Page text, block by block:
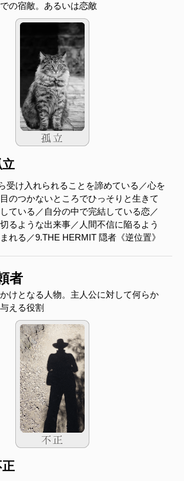
の宿敵。あるいは恋敵
受け入れられることを諦めている／心を
のつかないところでひっそりと生きて
ている／自分の中で完結している恋／
るような出来事／人間不信に陥るよう
れる／9.THE HERMIT 隠者《逆位置》
者
けとなる人物。主人公に対して何らか
える役割